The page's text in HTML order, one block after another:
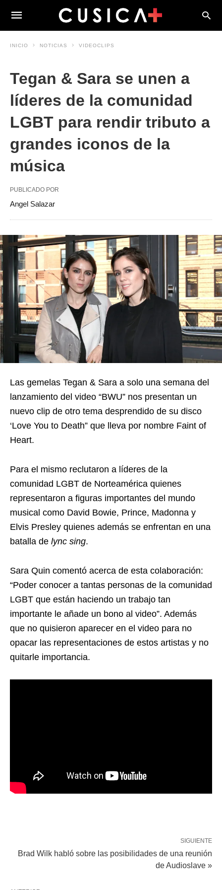
INICIO NOTICIAS VIDEOCLIPS
Tegan & Sara se unen a
líderes de la comunidad
LGBT para rendir tributo a
grandes iconos de la
música
PUBLICADO POR
Angel Salazar
Las gemelas Tegan & Sara a solo una semana del
lanzamiento del video “BWU” nos presentan un
nuevo clip de otro tema desprendido de su disco
‘Love You to Death” que lleva por nombre Faint of
Heart.
Para el mismo reclutaron a líderes de la
comunidad LGBT de Norteamérica quienes
representaron a figuras importantes del mundo
musical como David Bowie, Prince, Madonna y
Elvis Presley quienes además se enfrentan en una
batalla de lync sing.
Sara Quin comentó acerca de esta colaboración:
“Poder conocer a tantas personas de la comunidad
LGBT que están haciendo un trabajo tan
importante le añade un bono al video”. Además
que no quisieron aparecer en el video para no
opacar las representaciones de estos artistas y no
quitarle importancia.
SIGUIENTE
Brad Wilk habló sobre las posibilidades de una reunión
de Audioslave »